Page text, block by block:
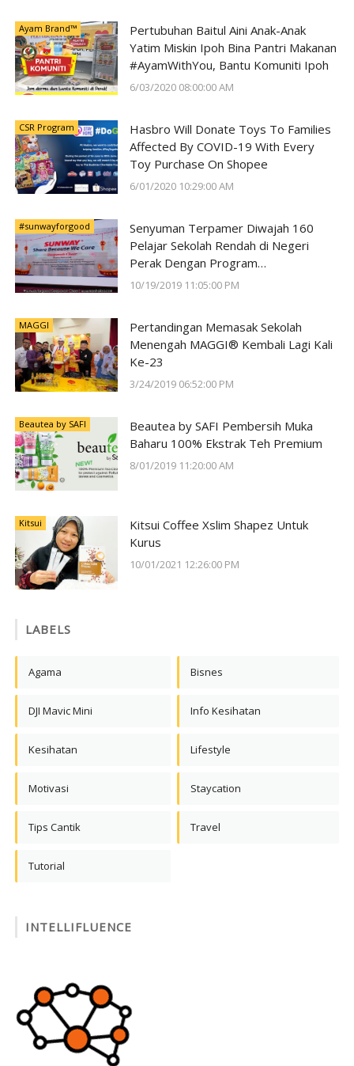
Ayam Brand™
Pertubuhan Baitul Aini Anak-Anak
Yatim Miskin Ipoh Bina Pantri Makanan
#AyamWithYou, Bantu Komuniti Ipoh
6/03/2020 08:00:00 AM
CSR Program
Hasbro Will Donate Toys To Families
Affected By COVID-19 With Every
Toy Purchase On Shopee
6/01/2020 10:29:00 AM
#sunwayforgood
Senyuman Terpamer Diwajah 160
Pelajar Sekolah Rendah di Negeri
Perak Dengan Program
#SunwayForGood Deepavali Cheer di
10/19/2019 11:05:00 PM
MAGGI
Pertandingan Memasak Sekolah
Menengah MAGGI® Kembali Lagi Kali
Ke-23
3/24/2019 06:52:00 PM
Beautea by SAFI
Beautea by SAFI Pembersih Muka
Baharu 100% Ekstrak Teh Premium
8/01/2019 11:20:00 AM
Kitsui
Kitsui Coffee Xslim Shapez Untuk
Kurus
10/01/2021 12:26:00 PM
LABELS
Agama Bisnes
DJI Mavic Mini Info Kesihatan
Kesihatan Lifestyle
Motivasi Staycation
Tips Cantik Travel
Tutorial
INTELLIFLUENCE